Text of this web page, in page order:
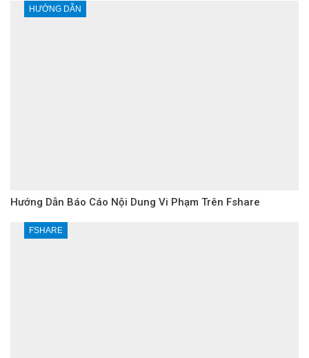
HƯỚNG DẪN
Hướng Dẫn Báo Cáo Nội Dung Vi Phạm Trên Fshare
FSHARE